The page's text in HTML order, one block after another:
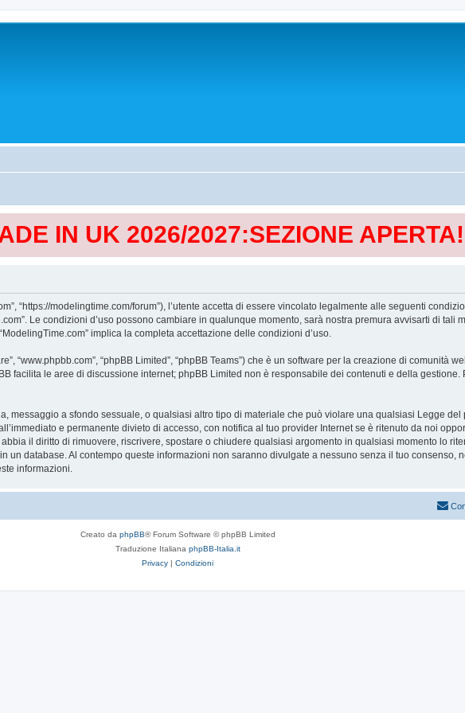
IN UK 2026/2027:SEZIONE APERTA!
“https://modelingtime.com/forum”), l’utente accetta di essere vincolato legalmente alle seguenti
Le condizioni d’uso possono cambiare in qualunque momento, sarà nostra premura avvisarti di tali
implica la completa accettazione delle condizioni d’uso.
“www.phpbb.com”, “phpBB Limited”, “phpBB Teams”) che è un software per la creazione di comunità
facilita le aree di discussione internet; phpBB Limited non è responsabile dei contenuti e della
messaggio a sfondo sessuale, o qualsiasi altro tipo di materiale che può violare una qualsiasi Legge del
e permanente divieto di accesso, con notifica al tuo provider Internet se è ritenuto da noi
il diritto di rimuovere, riscrivere, spostare o chiudere qualsiasi argomento in qualsiasi momento lo
database. Al contempo queste informazioni non saranno divulgate a nessuno senza il tuo consenso,
informazioni.
Creato da phpBB® Forum Software © phpBB Limited
Traduzione Italiana phpBB-Italia.it
Privacy | Condizioni